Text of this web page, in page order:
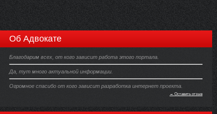
Об Адвокате
Благодарим всех, от кого зависит работа этого портала.
Да, тут много актуальной информации.
Огромное спасибо от кого зависит разработка интернет проекта.
→ Оставить отзыв